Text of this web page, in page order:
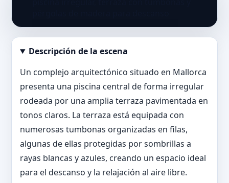
Abrir imagen en tamaño completo
Descripción de la escena
Un complejo arquitectónico situado en Mallorca
presenta una piscina central de forma irregular
rodeada por una amplia terraza pavimentada en
tonos claros. La terraza está equipada con
numerosas tumbonas organizadas en filas,
algunas de ellas protegidas por sombrillas a
rayas blancas y azules, creando un espacio ideal
para el descanso y la relajación al aire libre.